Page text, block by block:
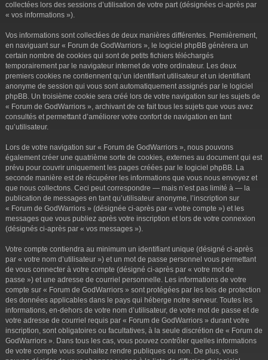
collectées lors des sessions d’utilisation de votre part (désignées ci-après par
« vos informations »).
Vos informations sont collectées de deux manières différentes. Premièrement,
en naviguant sur « Forum de GodWarriors », le logiciel phpBB génèrera un
certain nombre de cookies qui sont de petits fichiers téléchargés
temporairement par le navigateur internet de votre ordinateur. Les deux
premiers cookies ne contiennent qu’un identifiant utilisateur et un identifiant
anonyme de session qui vous sont automatiquement assignés par le logiciel
phpBB. Un troisième cookie sera créé lors de votre navigation sur les sujets de
« Forum de GodWarriors », archivant de ce fait tous les sujets que vous avez
consultés et permettant d’améliorer votre confort de navigation en tant
qu’utilisateur.
Lors de votre navigation sur « Forum de GodWarriors », nous pouvons
également créer une quatrième sorte de cookies, externes au document qui est
prévu pour couvrir uniquement les pages créées par le logiciel phpBB. La
seconde manière est de récupérer les informations que vous nous envoyez et
que nous collectons. Ceci peut correspondre — mais n’est pas limité à — la
publication de messages en tant qu’utilisateur anonyme, l’inscription sur
« Forum de GodWarriors » (désignée ci-après par « votre compte ») et les
messages que vous publiez après votre inscription et lors de votre connexion
(désignés ci-après par « vos messages »).
Votre compte contiendra au minimum un identifiant unique (désigné ci-après
par « votre nom d’utilisateur ») et un mot de passe personnel vous permettant
de vous connecter à votre compte (désigné ci-après par « votre mot de
passe ») et une adresse de courriel personnelle. Les informations de votre
compte sur « Forum de GodWarriors » sont protégées par les lois de protection
des données applicables dans le pays qui héberge notre serveur. Toutes les
informations, en-dehors de votre nom d’utilisateur, de votre mot de passe et de
votre adresse de courriel requis par « Forum de GodWarriors » durant votre
inscription, sont obligatoires ou facultatives, à la seule discrétion de « Forum de
GodWarriors ». Dans tous les cas, vous pouvez contrôler quelles informations
de votre compte vous souhaitez rendre publiques ou non. De plus, vous